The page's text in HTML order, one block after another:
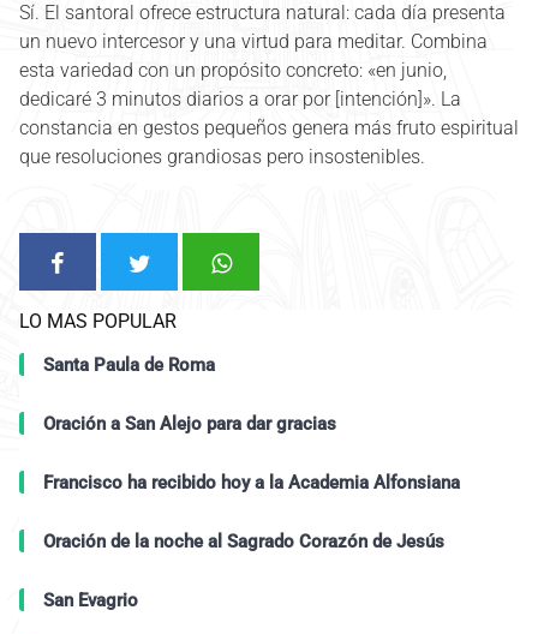
Sí. El santoral ofrece estructura natural: cada día presenta
un nuevo intercesor y una virtud para meditar. Combina
esta variedad con un propósito concreto: «en junio,
dedicaré 3 minutos diarios a orar por [intención]». La
constancia en gestos pequeños genera más fruto espiritual
que resoluciones grandiosas pero insostenibles.
LO MAS POPULAR
Santa Paula de Roma
Oración a San Alejo para dar gracias
Francisco ha recibido hoy a la Academia Alfonsiana
Oración de la noche al Sagrado Corazón de Jesús
San Evagrio